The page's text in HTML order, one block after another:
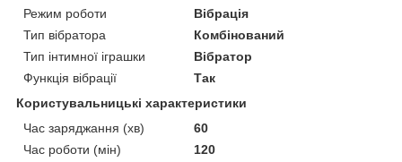
Режим роботи
Вібрація
Тип вібратора
Комбінований
Тип інтимної іграшки
Вібратор
Функція вібрації
Так
Користувальницькі характеристики
Час заряджання (хв)
60
Час роботи (мін)
120